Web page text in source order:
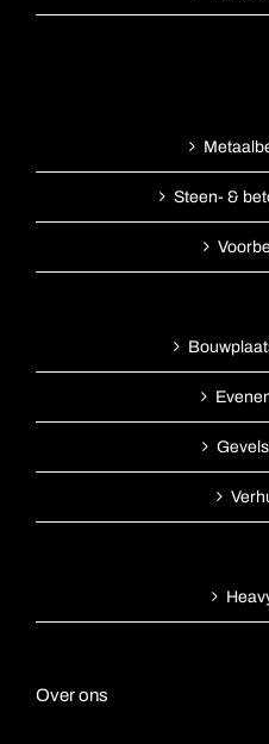
Steen- &
Over ons